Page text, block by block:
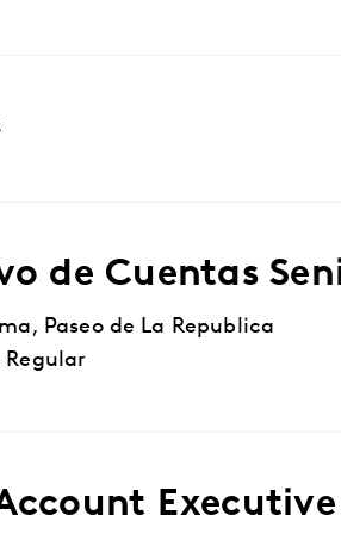
de Cuentas
Paseo de La Republica
Regular
Executive